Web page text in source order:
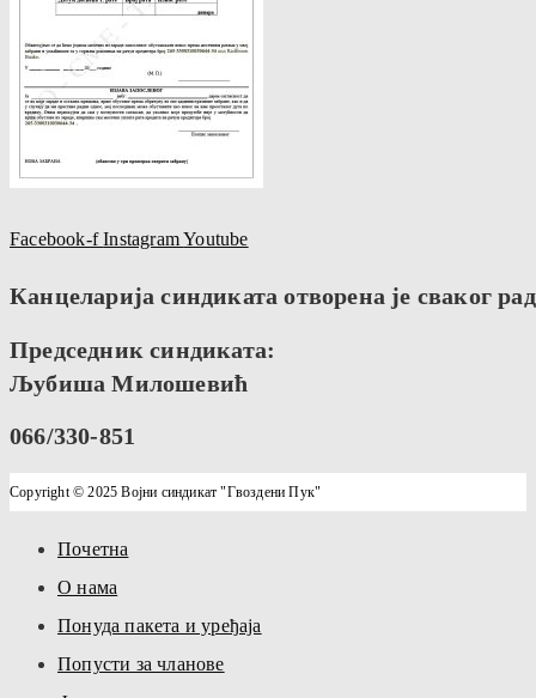
Facebook-f InstagramYoutube
Канцеларија синдиката отворена је сваког
Председник синдиката:
Љубиша Милошевић
066/330-851
Copyright © 2025 Војни синдикат "Гвоздени Пук"
Почетна
О нама
Понуда пакета и уређаја
Попусти за чланове